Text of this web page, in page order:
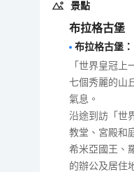
景點
布拉格古堡
布拉格古堡 ：
「世界皇冠
七個秀麗的山
氣息。
沿途到訪「世
教堂、宮殿和
希米亞國王、
的辦公及居住